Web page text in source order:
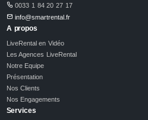
0033 1 84 20 27 17
info@smartrental.fr
A propos
LiveRental en Vidéo
Les Agences LiveRental
Notre Equipe
Présentation
Nos Clients
Nos Engagements
Services